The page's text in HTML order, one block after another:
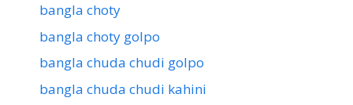
bangla choty
bangla choty golpo
bangla chuda chudi golpo
bangla chuda chudi kahini